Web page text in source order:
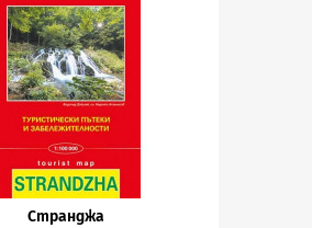
Странджа